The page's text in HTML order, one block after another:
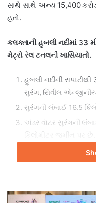
સાથે સાથે અન્ય 15,400
હતો.
કલક્તાની હુબલી નદીમાં 33
મેટ્રો રેલ ટનલની ખાસિયાતો.
હુબલી નદીની સપાટીથી
સુરંગ, સિવીલ
સુરંગની લંબાઈ 16.5
અંડર વૉટર સુરંગની
ટનલ રુ. 8,475 કરોડમાં
કલક્તા મેટ્રો રેલની આ
સુરંગમાં પાણીનો પ્રવાહ